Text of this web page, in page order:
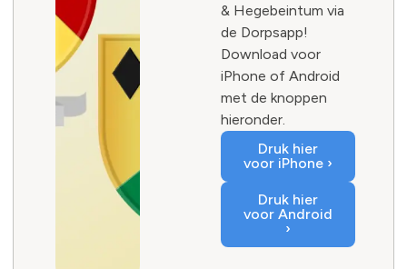
& Hegebeintum via
de Dorpsapp!
Download voor
iPhone of Android
met de knoppen
hieronder.
Druk hier
voor iPhone ›
Druk hier
voor Android
›